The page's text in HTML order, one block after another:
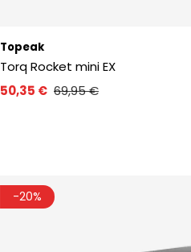
Topeak
Torq Rocket mini EX
50,35 € 69,95 €
-20%